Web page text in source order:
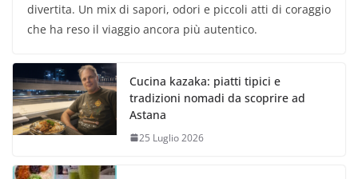
divertita. Un mix di sapori, odori e piccoli atti di coraggio
che ha reso il viaggio ancora più autentico.
Cucina kazaka: piatti tipici e
tradizioni nomadi da scoprire ad
Astana
25 Luglio 2026